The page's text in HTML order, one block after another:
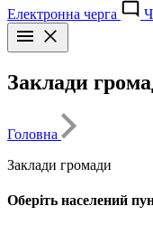
Електронна черга
Заклади
Головна
Заклади громади
Оберіть населений